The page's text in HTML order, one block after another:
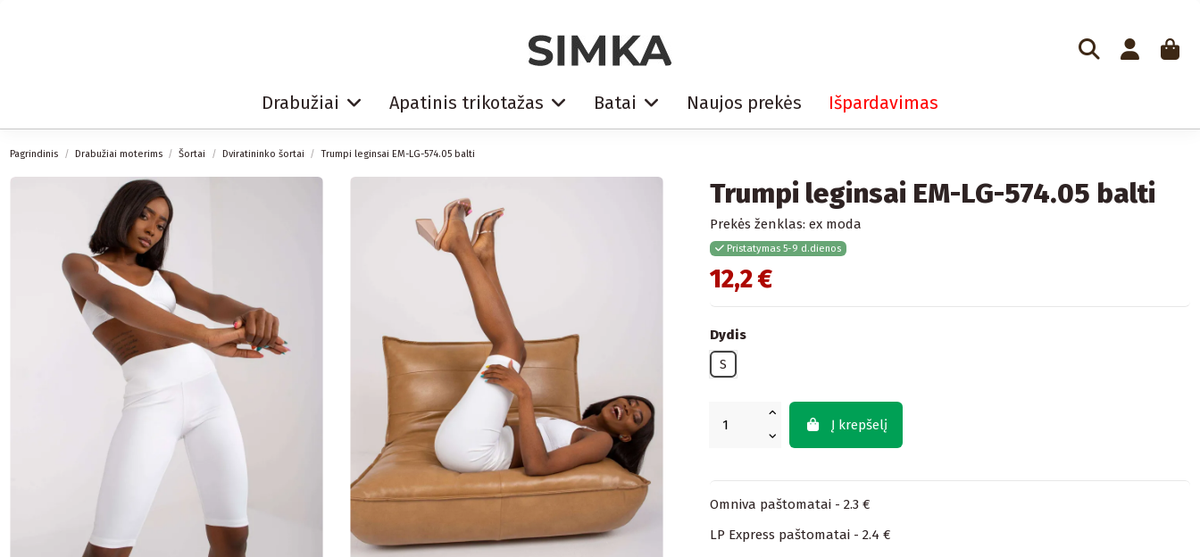
Drabužiai Apatinis trikotažas Batai Naujos prekės Išpardavimas
Pagrindinis Drabužiai moterims Šortai Dviratininko šortai Trumpi leginsai EM-LG-574.05 balti
Trumpi leginsai EM-LG-574.05 balti
Prekės ženklas: ex moda
Pristatymas 5-9 d.dienos
12,2 €
Dydis
S
Į krepšelį
Omniva paštomatai - 2.3 €
LP Express paštomatai - 2.4 €